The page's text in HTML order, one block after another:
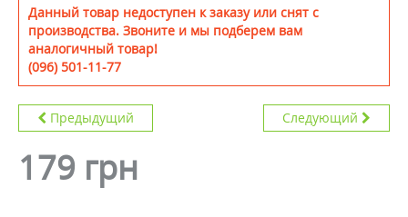
Данный товар недоступен к заказу или снят с
производства. Звоните и мы подберем вам
аналогичный товар!
(096) 501-11-77
Предыдущий Следующий
179 грн